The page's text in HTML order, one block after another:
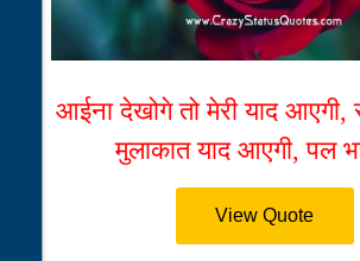
आईना देखोगे तो मेरी याद आएगी,
मुलाकात याद आएगी, पल
View Quote